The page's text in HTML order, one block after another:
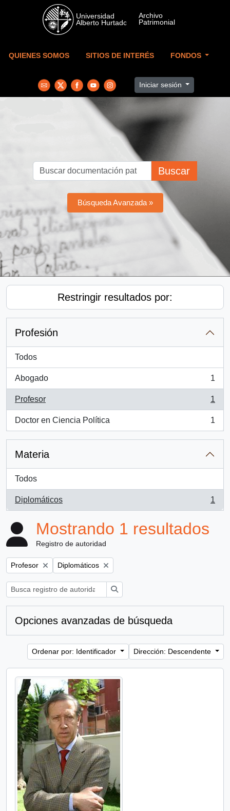
Skip to main content
QUIENES SOMOS SITIOS DE INTERÉS FONDOS
Iniciar sesión
Buscar
Búsqueda Avanzada »
Restringir resultados por:
Profesión
Todos
Abogado
, 1 resultados
1
Profesor
, 1 resultados
1
Doctor en Ciencia Política
, 1 resultados
1
Materia
Todos
Diplomáticos
, 1 resultados
1
Mostrando 1 resultados
Registro de autoridad
Remove filter:
Profesor Remove filter:
Diplomáticos
Opciones avanzadas de búsqueda
Ordenar por: Identificador Dirección: Descendente